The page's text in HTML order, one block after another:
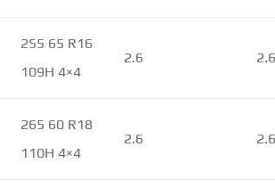
255 65 R16
109H 4×4
2.6
265 60 R18
110H 4×4
2.6